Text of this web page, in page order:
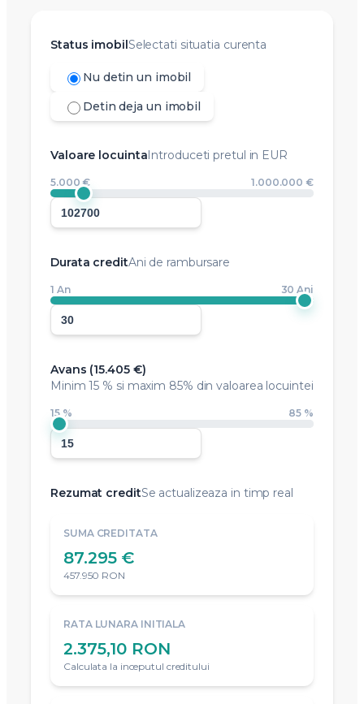
Status imobil Selectati situatia curenta
Nu detin un imobil
Detin deja un imobil
Valoare locuinta Introduceti pretul in EUR
5.000 € 1.000.000 €
Durata creditAni de rambursare
1 An 30 Ani
Avans (15.405 €)
Minim15 % si maxim 85% din valoarea locuintei
15 % 85 %
Rezumat creditSe actualizeaza in timp real
SUMA CREDITATA
87.295 €
457.950 RON
RATA LUNARA INITIALA
2.375,10 RON
Calculata la inceputul creditului